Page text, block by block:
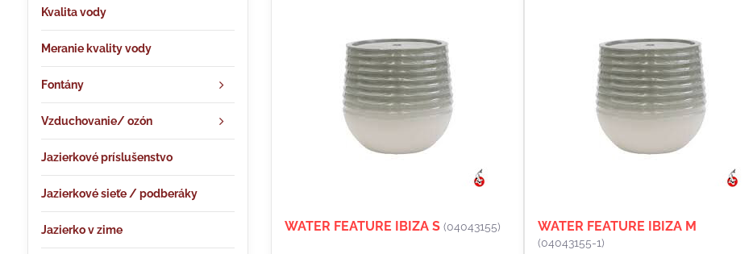
WATER FEATURE IBIZA S (04043155) WATER FEATURE IBIZA M
(04043155-1)
Kvalita vody
Meranie kvality vody
Fontány
Vzduchovanie/ ozón
Jazierkové príslušenstvo
Jazierkové sieťe / podberáky
Jazierko v zime